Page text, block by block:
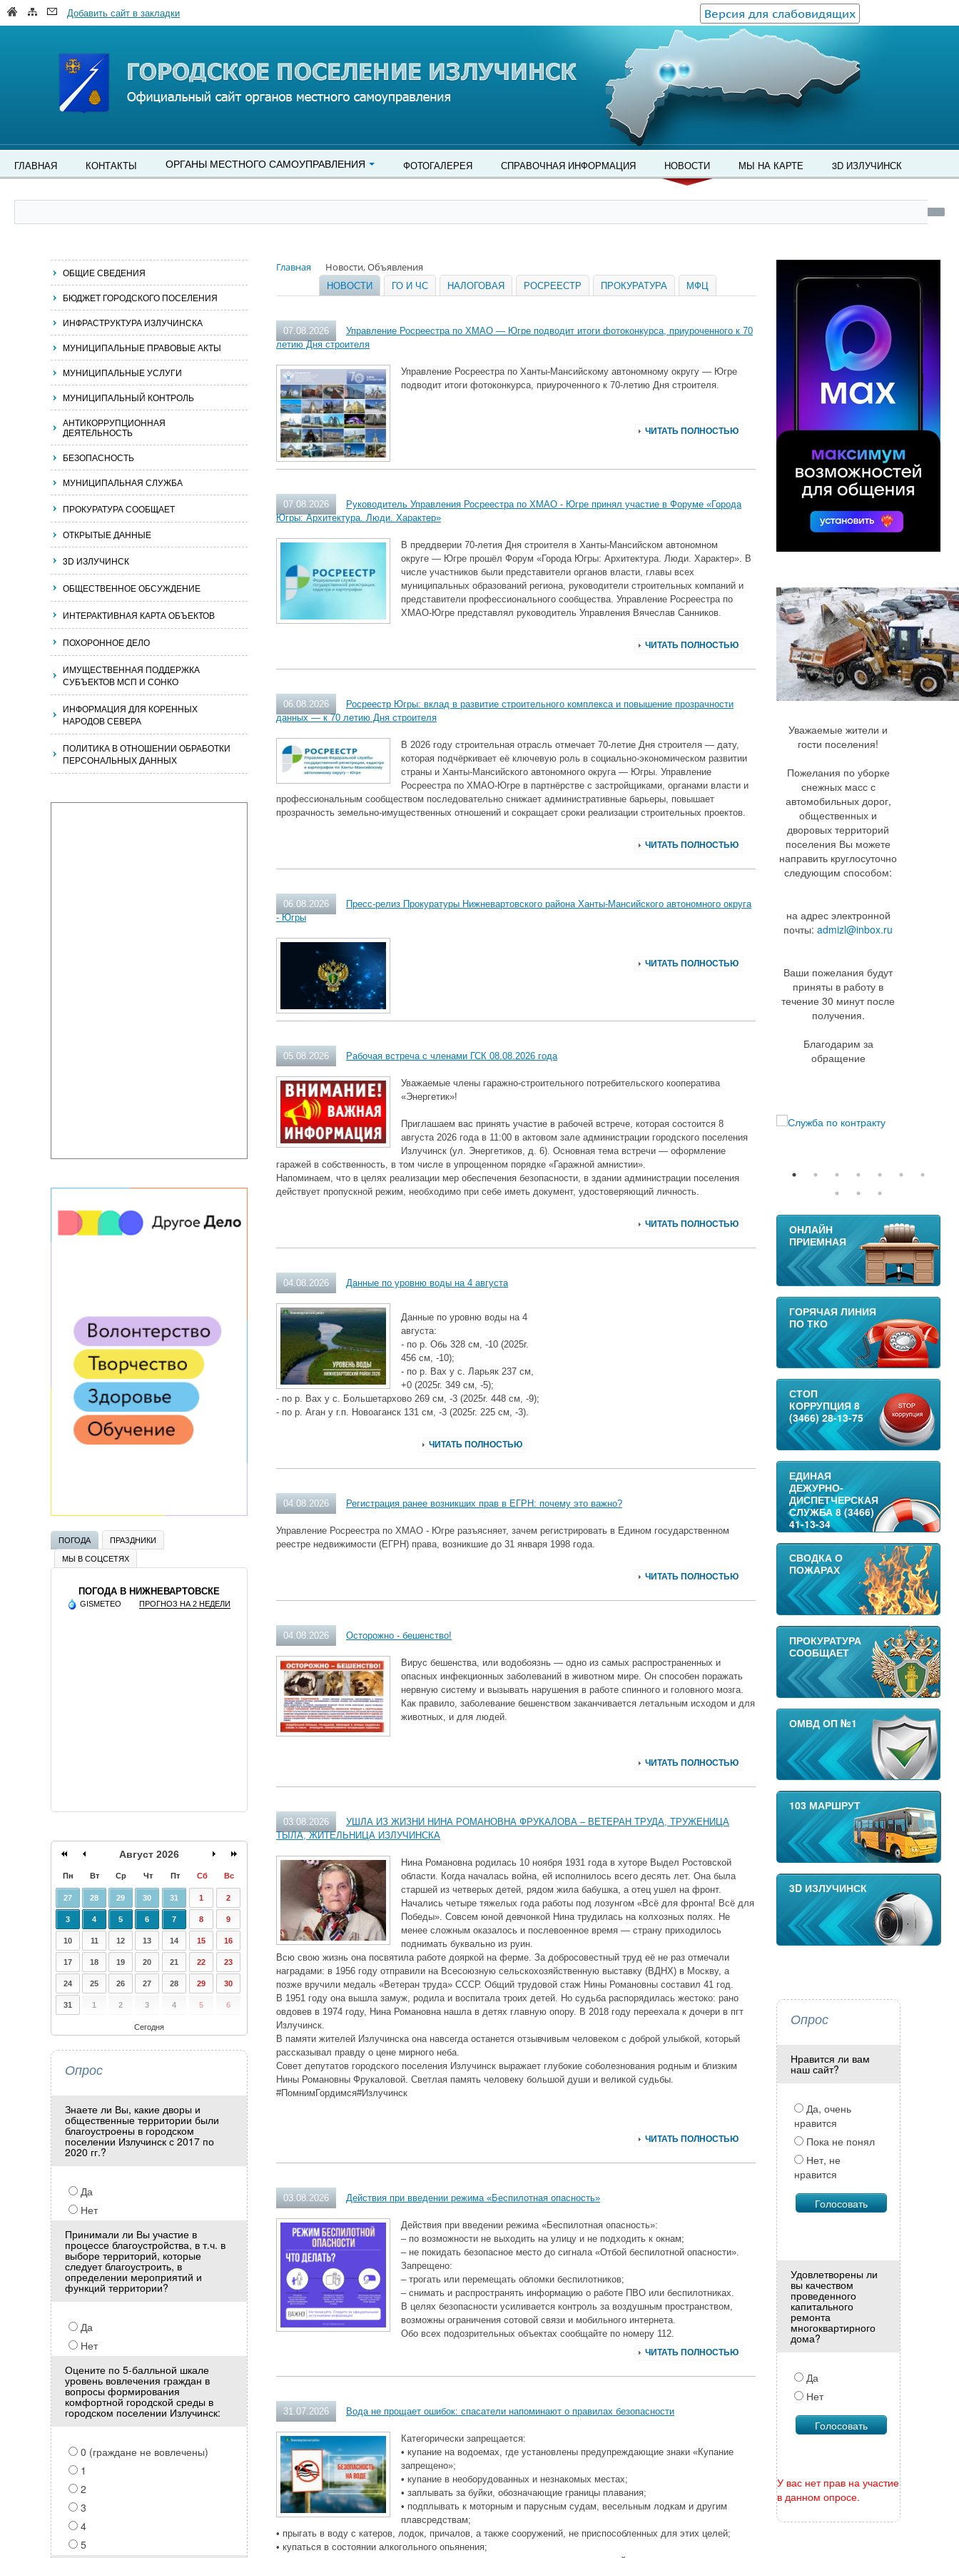
Версия для слабовидящих
Добавить сайт в закладки
ГЛАВНАЯ КОНТАКТЫ ОРГАНЫ МЕСТНОГО САМОУПРАВЛЕНИЯ ФОТОГАЛЕРЕЯ СПРАВОЧНАЯ ИНФОРМАЦИЯ НОВОСТИ МЫ НА КАРТЕ 3D ИЗЛУЧИНСК
Главная Новости, Объявления
НОВОСТИ ГО И ЧС НАЛОГОВАЯ РОСРЕЕСТР ПРОКУРАТУРА МФЦ
07.08.2026
Управление Росреестра по ХМАО — Югре подводит итоги фотоконкурса, приуроченного к 70
летию Дня строителя
Управление Росреестра по Ханты‑Мансийскому автономному округу — Югре
подводит итоги фотоконкурса, приуроченного к 70‑летию Дня строителя.
ЧИТАТЬ ПОЛНОСТЬЮ
07.08.2026
Руководитель Управления Росреестра по ХМАО - Югре принял участие в Форуме «Города
Югры: Архитектура. Люди. Характер»
В преддверии 70‑летия Дня строителя в Ханты‑Мансийском автономном
округе — Югре прошёл Форум «Города Югры: Архитектура. Люди. Характер». В
числе участников были представители органов власти, главы всех
муниципальных образований региона, руководители строительных компаний и
представители профессионального сообщества. Управление Росреестра по
ХМАО‑Югре представлял руководитель Управления Вячеслав Санников.
ЧИТАТЬ ПОЛНОСТЬЮ
06.08.2026
Росреестр Югры: вклад в развитие строительного комплекса и повышение прозрачности
данных — к 70 летию Дня строителя
В 2026 году строительная отрасль отмечает 70‑летие Дня строителя — дату,
которая подчёркивает её ключевую роль в социально‑экономическом развитии
страны и Ханты‑Мансийского автономного округа — Югры. Управление
Росреестра по ХМАО‑Югре в партнёрстве с застройщиками, органами власти и
профессиональным сообществом последовательно снижает административные барьеры, повышает
прозрачность земельно‑имущественных отношений и сокращает сроки реализации строительных проектов.
ЧИТАТЬ ПОЛНОСТЬЮ
06.08.2026
Пресс-релиз Прокуратуры Нижневартовского района Ханты-Мансийского автономного округа
- Югры
ЧИТАТЬ ПОЛНОСТЬЮ
05.08.2026 Рабочая встреча с членами ГСК 08.08.2026 года
Уважаемые члены гаражно-строительного потребительского кооператива
«Энергетик»!
Приглашаем вас принять участие в рабочей встрече, которая состоится 8
августа 2026 года в 11:00 в актовом зале администрации городского поселения
Излучинск (ул. Энергетиков, д. 6). Основная тема встречи — оформление
гаражей в собственность, в том числе в упрощенном порядке «Гаражной амнистии».
Напоминаем, что в целях реализации мер обеспечения безопасности, в здании администрации поселения
действует пропускной режим, необходимо при себе иметь документ, удостоверяющий личность.
ЧИТАТЬ ПОЛНОСТЬЮ
04.08.2026 Данные по уровню воды на 4 августа
Данные по уровню воды на 4
августа:
- по р. Обь 328 см, -10 (2025г.
456 см, -10);
- по р. Вах у с. Ларьяк 237 см,
+0 (2025г. 349 см, -5);
- по р. Вах у с. Большетархово 269 см, -3 (2025г. 448 см, -9);
- по р. Аган у г.п. Новоаганск 131 см, -3 (2025г. 225 см, -3).
ЧИТАТЬ ПОЛНОСТЬЮ
04.08.2026 Регистрация ранее возникших прав в ЕГРН: почему это важно?
Управление Росреестра по ХМАО - Югре разъясняет, зачем регистрировать в Едином государственном
реестре недвижимости (ЕГРН) права, возникшие до 31 января 1998 года.
ЧИТАТЬ ПОЛНОСТЬЮ
04.08.2026 Осторожно - бешенство!
Вирус бешенства, или водобоязнь — одно из самых распространенных и
опасных инфекционных заболеваний в животном мире. Он способен поражать
нервную систему и вызывать нарушения в работе спинного и головного мозга.
Как правило, заболевание бешенством заканчивается летальным исходом и для
животных, и для людей.
ЧИТАТЬ ПОЛНОСТЬЮ
03.08.2026
УШЛА ИЗ ЖИЗНИ НИНА РОМАНОВНА ФРУКАЛОВА – ВЕТЕРАН ТРУДА, ТРУЖЕНИЦА
ТЫЛА, ЖИТЕЛЬНИЦА ИЗЛУЧИНСКА
Нина Романовна родилась 10 ноября 1931 года в хуторе Выдел Ростовской
области. Когда началась война, ей исполнилось всего десять лет. Она была
старшей из четверых детей, рядом жила бабушка, а отец ушел на фронт.
Начались четыре тяжелых года работы под лозунгом «Всё для фронта! Всё для
Победы». Совсем юной девчонкой Нина трудилась на колхозных полях. Не
менее сложным оказалось и послевоенное время — страну приходилось
поднимать буквально из руин.
Всю свою жизнь она посвятила работе дояркой на ферме. За добросовестный труд её не раз отмечали
наградами: в 1956 году отправили на Всесоюзную сельскохозяйственную выставку (ВДНХ) в Москву, а
позже вручили медаль «Ветеран труда» СССР. Общий трудовой стаж Нины Романовны составил 41 год.
В 1951 году она вышла замуж, родила и воспитала троих детей. Но судьба распорядилась жестоко: рано
овдовев в 1974 году, Нина Романовна нашла в детях главную опору. В 2018 году переехала к дочери в пгт
Излучинск.
В памяти жителей Излучинска она навсегда останется отзывчивым человеком с доброй улыбкой, который
рассказывал правду о цене мирного неба.
Совет депутатов городского поселения Излучинск выражает глубокие соболезнования родным и близким
Нины Романовны Фрукаловой. Светлая память человеку большой души и великой судьбы.
#ПомнимГордимся#Излучинск
ЧИТАТЬ ПОЛНОСТЬЮ
03.08.2026 Действия при введении режима «Беспилотная опасность»
Действия при введении режима «Беспилотная опасность»:
– по возможности не выходить на улицу и не подходить к окнам;
– не покидать безопасное место до сигнала «Отбой беспилотной опасности».
Запрещено:
– трогать или перемещать обломки беспилотников;
– снимать и распространять информацию о работе ПВО или беспилотниках.
В целях безопасности усиливается контроль за воздушным пространством,
возможны ограничения сотовой связи и мобильного интернета.
Обо всех подозрительных объектах сообщайте по номеру 112.
ЧИТАТЬ ПОЛНОСТЬЮ
31.07.2026 Вода не прощает ошибок: спасатели напоминают о правилах безопасности
Категорически запрещается:
• купание на водоемах, где установлены предупреждающие знаки «Купание
запрещено»;
• купание в необорудованных и незнакомых местах;
• заплывать за буйки, обозначающие границы плавания;
• подплывать к моторным и парусным судам, весельным лодкам и другим
плавсредствам;
• прыгать в воду с катеров, лодок, причалов, а также сооружений, не приспособленных для этих целей;
• купаться в состоянии алкогольного опьянения;
ОБЩИЕ СВЕДЕНИЯ
БЮДЖЕТ ГОРОДСКОГО ПОСЕЛЕНИЯ
ИНФРАСТРУКТУРА ИЗЛУЧИНСКА
МУНИЦИПАЛЬНЫЕ ПРАВОВЫЕ АКТЫ
МУНИЦИПАЛЬНЫЕ УСЛУГИ
МУНИЦИПАЛЬНЫЙ КОНТРОЛЬ
АНТИКОРРУПЦИОННАЯ
ДЕЯТЕЛЬНОСТЬ
БЕЗОПАСНОСТЬ
МУНИЦИПАЛЬНАЯ СЛУЖБА
ПРОКУРАТУРА СООБЩАЕТ
ОТКРЫТЫЕ ДАННЫЕ
3D ИЗЛУЧИНСК
ОБЩЕСТВЕННОЕ ОБСУЖДЕНИЕ
ИНТЕРАКТИВНАЯ КАРТА ОБЪЕКТОВ
ПОХОРОННОЕ ДЕЛО
ИМУЩЕСТВЕННАЯ ПОДДЕРЖКА
СУБЪЕКТОВ МСП И СОНКО
ИНФОРМАЦИЯ ДЛЯ КОРЕННЫХ
НАРОДОВ СЕВЕРА
ПОЛИТИКА В ОТНОШЕНИИ ОБРАБОТКИ
ПЕРСОНАЛЬНЫХ ДАННЫХ
ПОГОДА
ПРАЗДНИКИ
МЫ В СОЦСЕТЯХ
ПОГОДА В НИЖНЕВАРТОВСКЕ
GISMETEO ПРОГНОЗ НА 2 НЕДЕЛИ
Август 2026
Пн Вт Ср Чт Пт Сб Вс
27 28 29 30 31 1 2
3 4 5 6 7 8 9
10 11 12 13 14 15 16
17 18 19 20 21 22 23
24 25 26 27 28 29 30
31 1 2 3 4 5 6
Сегодня
Опрос
Знаете ли Вы, какие дворы и
общественные территории были
благоустроены в городском
поселении Излучинск с 2017 по
2020 гг.?
Да
Нет
Принимали ли Вы участие в
процессе благоустройства, в т.ч. в
выборе территорий, которые
следует благоустроить, в
определении мероприятий и
функций территории?
Да
Нет
Оцените по 5-балльной шкале
уровень вовлечения граждан в
вопросы формирования
комфортной городской среды в
городском поселении Излучинск:
0 (граждане не вовлечены)
1
2
3
4
5
Уважаемые жители и
гости поселения!
Пожелания по уборке
снежных масс с
автомобильных дорог,
общественных и
дворовых территорий
поселения Вы можете
направить круглосуточно
следующим способом:
на адрес электронной
почты:admizl@inbox.ru
Ваши пожелания будут
приняты в работу в
течение 30 минут после
получения.
Благодарим за
обращение
11
ОНЛАЙН
ПРИЕМНАЯ
ГОРЯЧАЯ ЛИНИЯ
ПО ТКО
СТОП
КОРРУПЦИЯ 8
(3466) 28-13-75
ЕДИНАЯ
ДЕЖУРНО-
ДИСПЕТЧЕРСКАЯ
СЛУЖБА 8 (3466)
41-13-34
СВОДКА О
ПОЖАРАХ
ПРОКУРАТУРА
СООБЩАЕТ
ОМВД ОП №1
103 МАРШРУТ
3D ИЗЛУЧИНСК
Опрос
Нравится ли вам
наш сайт?
Да, очень
нравится
Пока не понял
Нет, не
нравится
Удовлетворены ли
вы качеством
проведенного
капитального
ремонта
многоквартирного
дома?
Да
Нет
У вас нет прав на участие
в данном опросе.